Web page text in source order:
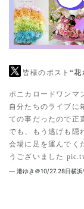
皆様のポスト“花
ポニカロードワンマ
自分たちのライブに
ての事だったので正
でも、もう逃げも隠
会場に足を運んでく
うございました
— 港ゆき＠10/27.28日横浜